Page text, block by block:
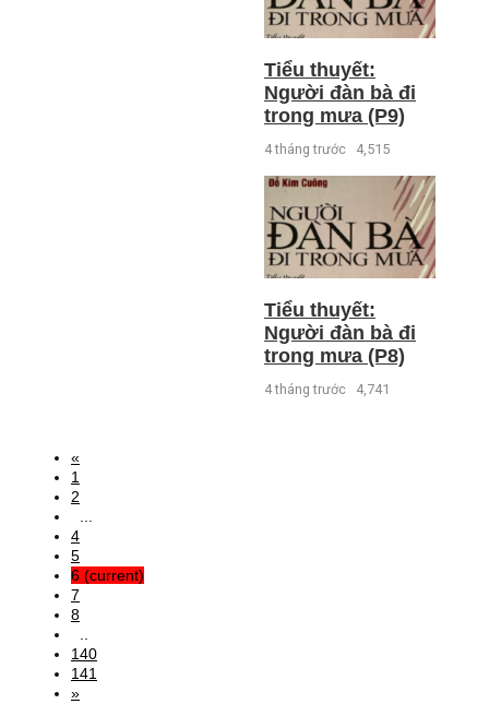
Tiểu thuyết:
Người đàn bà đi
trong mưa (P9)
4 tháng trước 4,515
Tiểu thuyết:
Người đàn bà đi
trong mưa (P8)
4 tháng trước 4,741
«
1
2
4
5
6 (current)
7
8
140
141
»